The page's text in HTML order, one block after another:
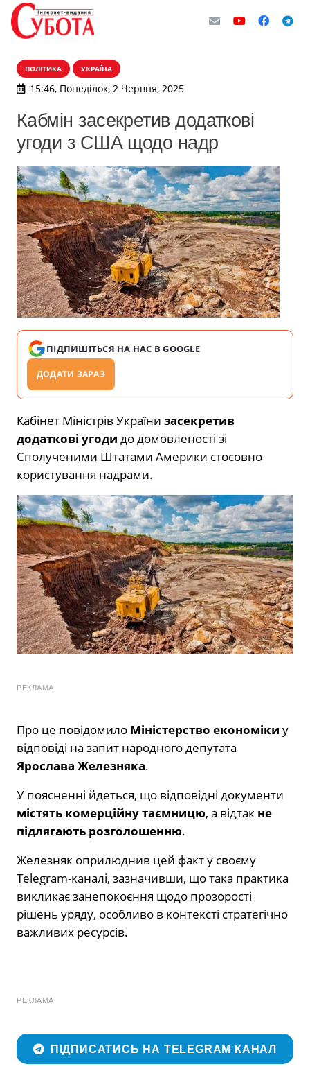
ПОЛІТИКА УКРАЇНА
15:46, Понеділок, 2 Червня, 2025
Кабмін засекретив додаткові
угоди з США щодо надр
ПІДПИШІТЬСЯ НА НАС В GOOGLE
ДОДАТИ ЗАРАЗ
Кабінет Міністрів України засекретив
додаткові угоди до домовленості зі
Сполученими Штатами Америки стосовно
користування надрами.
РЕКЛАМА
Про це повідомило Міністерство економіки у
відповіді на запит народного депутата
Ярослава Железняка.
У поясненні йдеться, що відповідні документи
містять комерційну таємницю, а відтак не
підлягають розголошенню.
Железняк оприлюднив цей факт у своєму
Telegram-каналі, зазначивши, що така практика
викликає занепокоєння щодо прозорості
рішень уряду, особливо в контексті стратегічно
важливих ресурсів.
РЕКЛАМА
ПІДПИСАТИСЬ НА TELEGRAM КАНАЛ